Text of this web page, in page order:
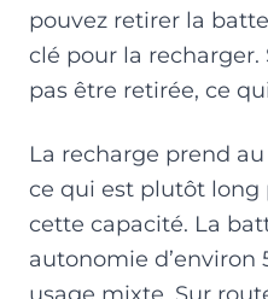
pouvez retirer la
clé pour la recharger.
pas être retirée, ce
La recharge prend
ce qui est plutôt long
cette capacité. La
autonomie d’environ